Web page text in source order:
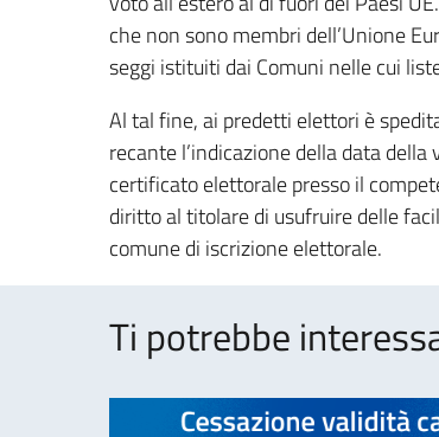
che non sono membri dell’Unione
seggi istituiti dai Comuni nelle cui
Al tal fine, ai predetti elettori è
recante l’indicazione della data
certificato elettorale presso il
diritto al titolare di usufruire delle
comune di iscrizione elettorale.
Ti potrebbe